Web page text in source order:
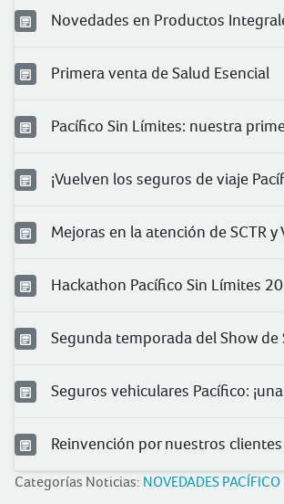
Novedades en Productos
Primera venta de Salud Esencial
Pacífico Sin Límites: nuestra
¡Vuelven los seguros de viaje
Mejoras en la atención de SCTR y
Hackathon Pacífico Sin Límites
Segunda temporada del Show de
Reinvención por nuestros clientes
Categorías Noticias: NOVEDADES PACÍFICO